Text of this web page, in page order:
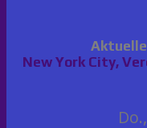
New York City,